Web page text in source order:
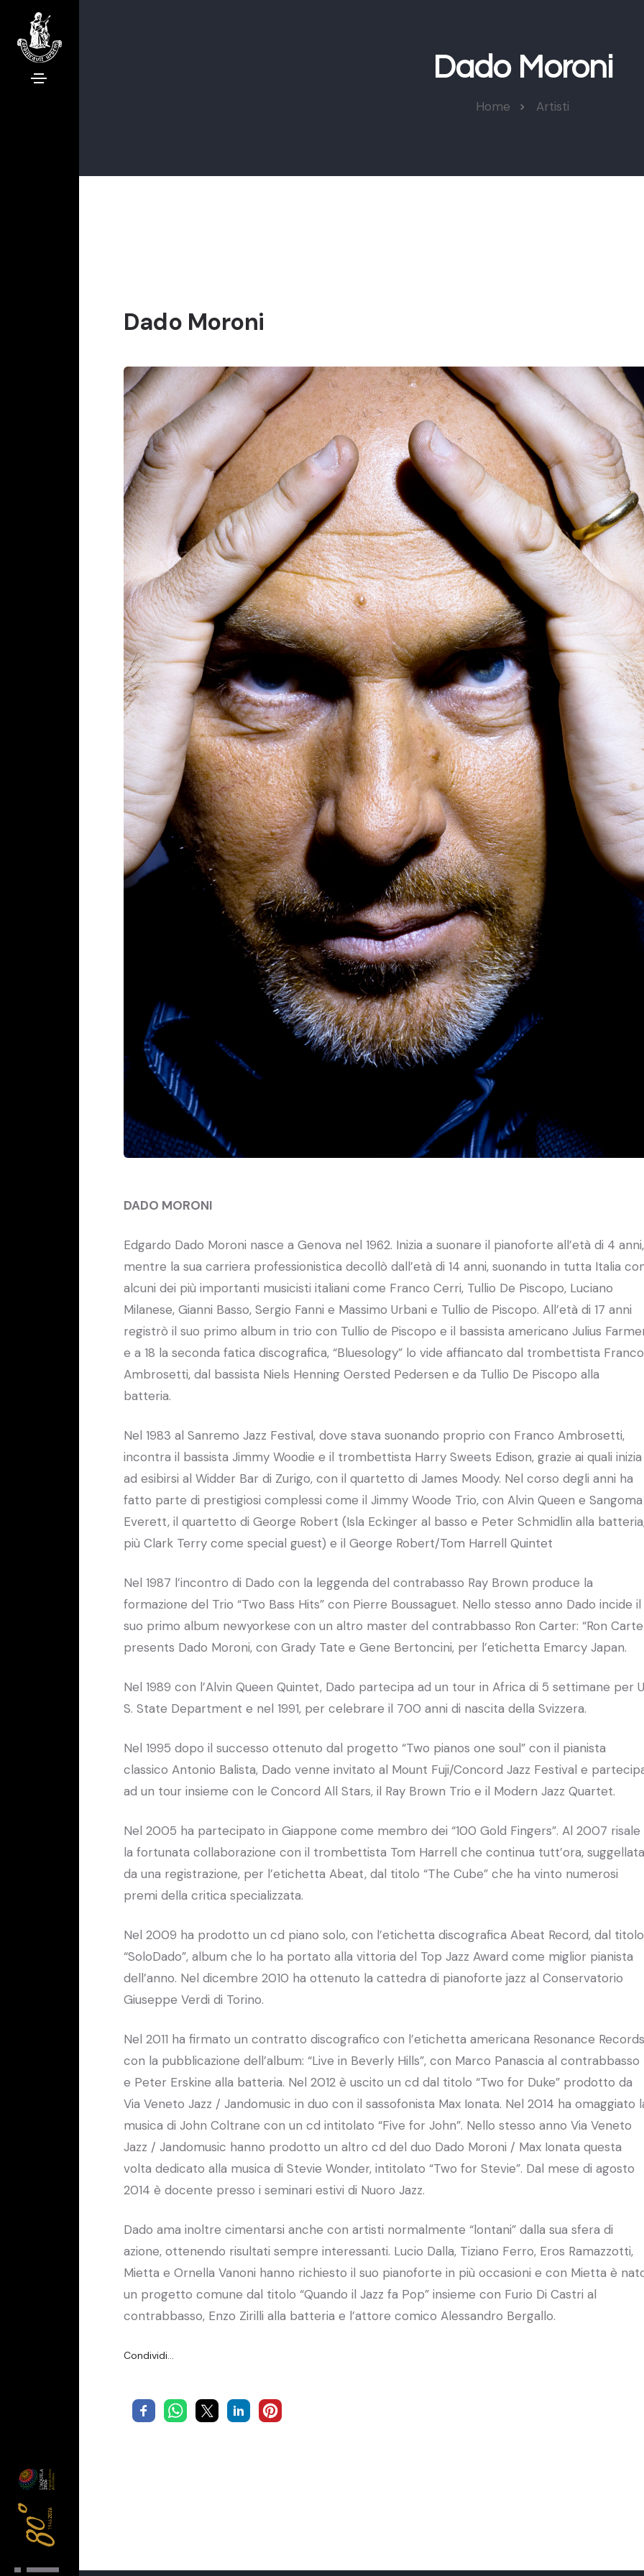
Dado Moroni
Home Artisti
Dado Moroni
DADO MORONI
Edgardo Dado Moroni nasce a Genova nel 1962. Inizia a suonare il pianoforte all’età di 4 anni,
mentre la sua carriera professionistica decollò dall’età di 14 anni, suonando in tutta Italia
alcuni dei più importanti musicisti italiani come Franco Cerri, Tullio De Piscopo, Luciano
Milanese, Gianni Basso, Sergio Fanni e Massimo Urbani e Tullio de Piscopo. All’età di 17 anni
registrò il suo primo album in trio con Tullio de Piscopo e il bassista americano Julius
e a 18 la seconda fatica discografica, “Bluesology” lo vide affiancato dal trombettista Franco
Ambrosetti, dal bassista Niels Henning Oersted Pedersen e da Tullio De Piscopo alla
batteria.
Nel 1983 al Sanremo Jazz Festival, dove stava suonando proprio con Franco Ambrosetti,
incontra il bassista Jimmy Woodie e il trombettista Harry Sweets Edison, grazie ai quali inizia
ad esibirsi al Widder Bar di Zurigo, con il quartetto di James Moody. Nel corso degli anni ha
fatto parte di prestigiosi complessi come il Jimmy Woode Trio, con Alvin Queen e Sangoma
Everett, il quartetto di George Robert (Isla Eckinger al basso e Peter Schmidlin alla
più Clark Terry come special guest) e il George Robert/Tom Harrell Quintet
Nel 1987 l’incontro di Dado con la leggenda del contrabasso Ray Brown produce la
formazione del Trio “Two Bass Hits” con Pierre Boussaguet. Nello stesso anno Dado incide il
suo primo album newyorkese con un altro master del contrabbasso Ron Carter: “Ron
presents Dado Moroni, con Grady Tate e Gene Bertoncini, per l’etichetta Emarcy Japan.
Nel 1989 con l’Alvin Queen Quintet, Dado partecipa ad un tour in Africa di 5 settimane per
S. State Department e nel 1991, per celebrare il 700 anni di nascita della Svizzera.
Nel 1995 dopo il successo ottenuto dal progetto “Two pianos one soul” con il pianista
classico Antonio Balista, Dado venne invitato al Mount Fuji/Concord Jazz Festival e
ad un tour insieme con le Concord All Stars, il Ray Brown Trio e il Modern Jazz Quartet.
Nel 2005 ha partecipato in Giappone come membro dei “100 Gold Fingers”. Al 2007 risale
la fortunata collaborazione con il trombettista Tom Harrell che continua tutt’ora, suggellata
da una registrazione, per l’etichetta Abeat, dal titolo “The Cube” che ha vinto numerosi
premi della critica specializzata.
Nel 2009 ha prodotto un cd piano solo, con l’etichetta discografica Abeat Record, dal titolo
“SoloDado”, album che lo ha portato alla vittoria del Top Jazz Award come miglior pianista
dell’anno. Nel dicembre 2010 ha ottenuto la cattedra di pianoforte jazz al Conservatorio
Giuseppe Verdi di Torino.
Nel 2011 ha firmato un contratto discografico con l’etichetta americana Resonance
con la pubblicazione dell’album: “Live in Beverly Hills”, con Marco Panascia al contrabbasso
e Peter Erskine alla batteria. Nel 2012 è uscito un cd dal titolo “Two for Duke” prodotto da
Via Veneto Jazz / Jandomusic in duo con il sassofonista Max Ionata. Nel 2014 ha omaggiato
musica di John Coltrane con un cd intitolato “Five for John”. Nello stesso anno Via Veneto
Jazz / Jandomusic hanno prodotto un altro cd del duo Dado Moroni / Max Ionata questa
volta dedicato alla musica di Stevie Wonder, intitolato “Two for Stevie”. Dal mese di agosto
2014 è docente presso i seminari estivi di Nuoro Jazz.
Dado ama inoltre cimentarsi anche con artisti normalmente “lontani” dalla sua sfera di
azione, ottenendo risultati sempre interessanti. Lucio Dalla, Tiziano Ferro, Eros Ramazzotti,
Mietta e Ornella Vanoni hanno richiesto il suo pianoforte in più occasioni e con Mietta è
un progetto comune dal titolo “Quando il Jazz fa Pop” insieme con Furio Di Castri al
contrabbasso, Enzo Zirilli alla batteria e l’attore comico Alessandro Bergallo.
Condividi…